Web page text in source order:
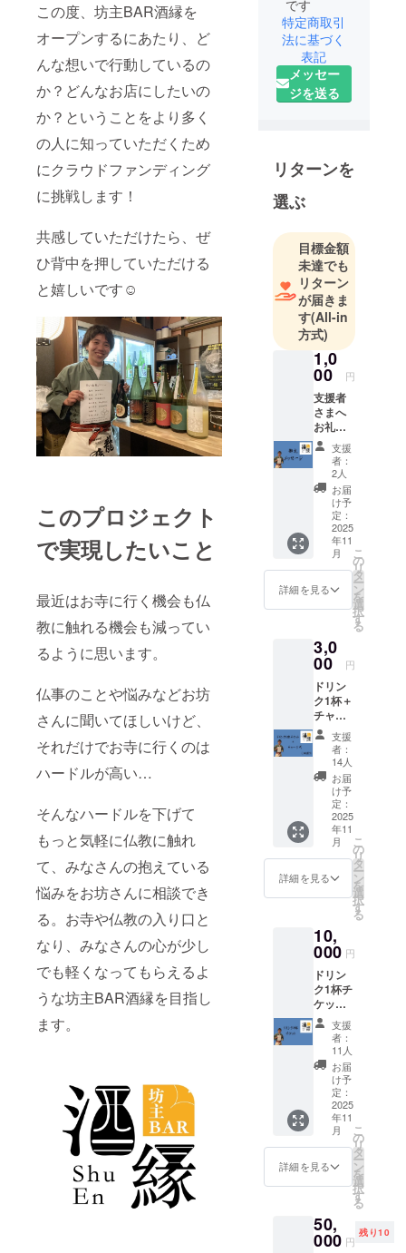
この度、坊主BAR酒縁を
オープンするにあたり、ど
んな想いで行動しているの
か？どんなお店にしたいの
か？ということをより多く
の人に知っていただくため
にクラウドファンディング
に挑戦します！
共感していただけたら、ぜ
ひ背中を押していただける
と嬉しいです☺️
このプロジェクト
で実現したいこと
最近はお寺に行く機会も仏
教に触れる機会も減ってい
るように思います。
仏事のことや悩みなどお坊
さんに聞いてほしいけど、
それだけでお寺に行くのは
ハードルが高い…
そんなハードルを下げて
もっと気軽に仏教に触れ
て、みなさんの抱えている
悩みをお坊さんに相談でき
る。お寺や仏教の入り口と
なり、みなさんの心が少し
でも軽くなってもらえるよ
うな坊主BAR酒縁を目指し
ます。
です
特定商取引
法に基づく
表記
メッセー
ジを送る
リターンを
選ぶ
目標金額
未達でも
リターン
が届きま
す(All-in
方式)
1,0
00 円
支援者
さまへ
お礼の
メッ
セージ
支援
者：
2人
お届
け予
定：
2025
年11
月
詳細を見る
こ
の
リ
タ
ー
ン
を
選
択
す
る
3,0
00 円
ドリン
ク1杯＋
チャー
ジ代チ
ケット
(1回限
り)
支援
者：
14人
お届
け予
定：
2025
年11
月
詳細を見る
こ
の
リ
タ
ー
ン
を
選
択
す
る
10,
000 円
ドリン
ク1杯チ
ケット
有効期
限:2025
年12
月〜
2026年
1月末日
まで
支援
者：
11人
お届
け予
定：
2025
年11
月
詳細を見る
こ
の
リ
タ
ー
ン
を
選
択
す
る
50,
000 円
残り10